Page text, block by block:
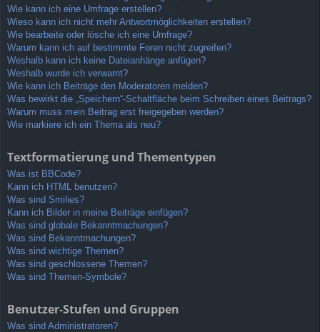
Wie kann ich eine Umfrage erstellen?
Wieso kann ich nicht mehr Antwortmöglichkeiten erstellen?
Wie bearbeite oder lösche ich eine Umfrage?
Warum kann ich auf bestimmte Foren nicht zugreifen?
Weshalb kann ich keine Dateianhänge anfügen?
Weshalb wurde ich verwarnt?
Wie kann ich Beiträge den Moderatoren melden?
Was bewirkt die „Speichern“-Schaltfläche beim Schreiben eines Beitrags?
Warum muss mein Beitrag erst freigegeben werden?
Wie markiere ich ein Thema als neu?
Textformatierung und Thementypen
Was ist BBCode?
Kann ich HTML benutzen?
Was sind Smilies?
Kann ich Bilder in meine Beiträge einfügen?
Was sind globale Bekanntmachungen?
Was sind Bekanntmachungen?
Was sind wichtige Themen?
Was sind geschlossene Themen?
Was sind Themen-Symbole?
Benutzer-Stufen und Gruppen
Was sind Administratoren?